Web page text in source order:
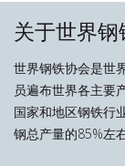
关于世界
世界钢铁协会是世
员遍布世界各主要
国家和地区钢铁行
钢总产量的85%左右